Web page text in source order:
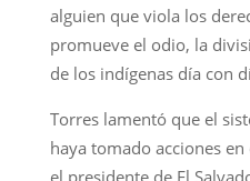
alguien que viola los
promueve el odio, la
de los indígenas día con
Torres lamentó que el
haya tomado acciones
el presidente de El